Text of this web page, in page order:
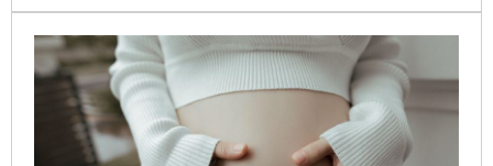
命徵象，經搶救後仍未能恢復生命跡象，李女經醫療團
隊積極搶救手術後，目前入住加護病房持續治療中，上
未脫險。